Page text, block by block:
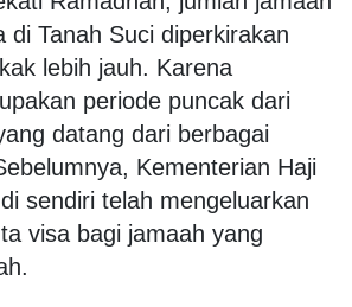
di Tanah Suci diperkirakan
lebih jauh. Karena
periode puncak dari
datang dari berbagai
Kementerian Haji
sendiri telah mengeluarkan
visa bagi jamaah yang